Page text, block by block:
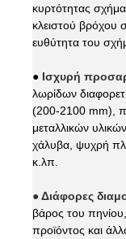
κυρτότητας
κλειστού βρόχου
ευθύτητα του
● Ισχυρή
λωρίδων
(200-2100 mm),
μεταλλικών
χάλυβα, ψυχρή
κ.λπ.
● Διάφορες
βάρος του πηνίου,
προϊόντος και